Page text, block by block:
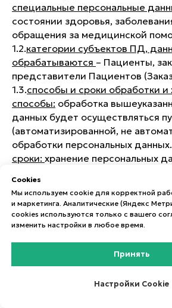
специальные персональные
состоянии здоровья,
обращения за медицинской
1.2.категории субъектов ПД,
обрабатываются – Пациенты,
представители Пациентов
1.3.способы и сроки обработки
способы: обработка
данных будет осуществляться
(автоматизированной, не
обработки персональных данных.
сроки: хранение персональных
цели их обработки, и они
по достижении целей обработки
утраты необходимости в их
Хранение документов,
персональные данные
осуществляется в течение
действующими нормативными
хранения данных документов.
Сookies
Мы используем cookie для корректной
и маркетинга. Аналитические (Яндекс
cookies используются только с вашего
изменить настройки в любое время.
Принять
Настройки Cookie